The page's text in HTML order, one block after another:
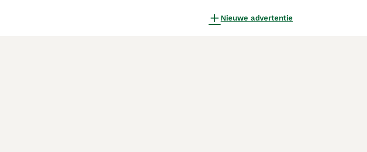
Nieuwe advertentie